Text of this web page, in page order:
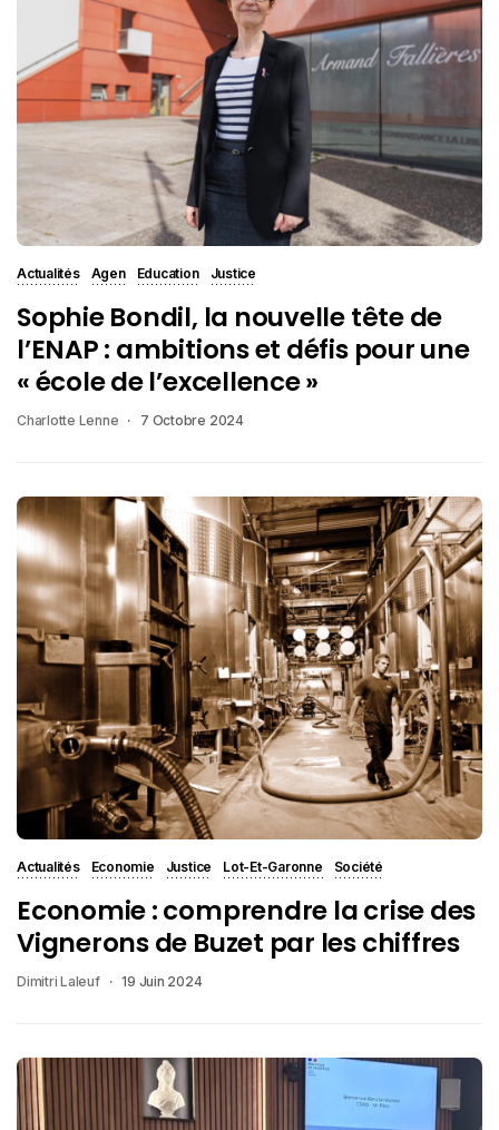
Actualités Agen Education Justice
Sophie Bondil, la nouvelle tête de
l’ENAP : ambitions et défis pour une
« école de l’excellence »
Charlotte Lenne 7 Octobre 2024
Actualités Economie Justice Lot-Et-Garonne Société
Economie : comprendre la crise des
Vignerons de Buzet par les chiffres
Dimitri Laleuf 19 Juin 2024